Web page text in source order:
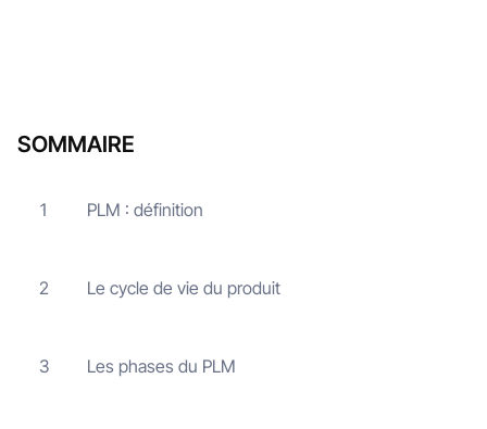
SOMMAIRE
1 PLM : définition
2 Le cycle de vie du produit
3 Les phases du PLM